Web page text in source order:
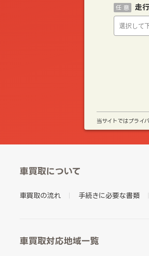
走
任 意
当サイトではプライ
車買取について
車買取の流れ 手続きに必要な書類
車買取対応地域一覧